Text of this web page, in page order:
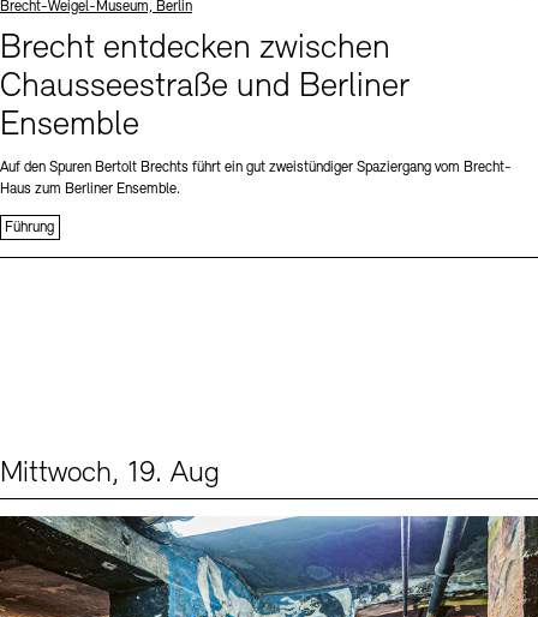
Standort
Brecht-Weigel-Museum, Berlin
Brecht entdecken zwischen
Chausseestraße und Berliner
Ensemble
Auf den Spuren Bertolt Brechts führt ein gut zweistündiger Spaziergang vom Brecht-
Haus zum Berliner Ensemble.
Führung
Mittwoch, 19. Aug